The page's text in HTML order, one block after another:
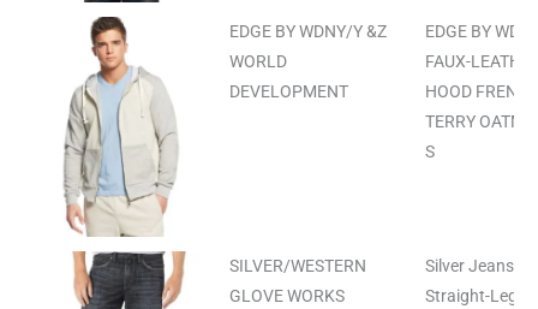
EDGE BY WDNY/Y &Z
WORLD
DEVELOPMENT
EDGE BY WD-
FAUX-
HOOD
TERRY
S
SILVER/WESTERN
GLOVE WORKS
Silver Jeans
Straight-Leg